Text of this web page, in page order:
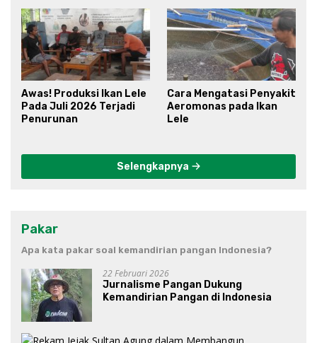
Awas! Produksi Ikan Lele
Pada Juli 2026 Terjadi
Penurunan
Cara Mengatasi Penyakit
Aeromonas pada Ikan
Lele
Selengkapnya
Pakar
Apa kata pakar soal kemandirian pangan Indonesia?
22 Februari 2026
Jurnalisme Pangan Dukung
Kemandirian Pangan di Indonesia